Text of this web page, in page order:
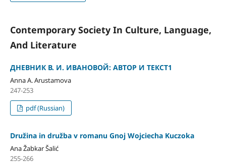
Contemporary Society In Culture, Language,
And Literature
ДНЕВНИК В. И. ИВАНОВОЙ: АВТОР И ТЕКСТ1
Anna A. Arustamova
247-253
pdf (Russian)
Družina in družba v romanu Gnoj Wojciecha Kuczoka
Ana Žabkar Šalić
255-266